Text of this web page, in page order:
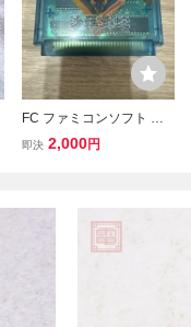
FC ファミコンソフト 沙
羅曼蛇 サラマンダ クリア
即決 2,000円